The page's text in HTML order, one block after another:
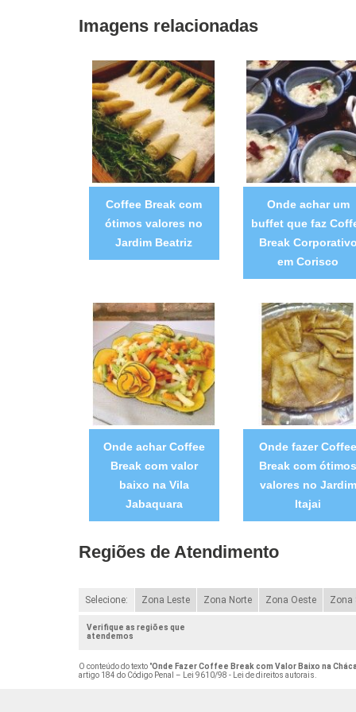
Imagens relacionadas
Coffee Break com
ótimos valores no
Jardim Beatriz
Onde achar um
buffet que faz
Break Corporativo
em Corisco
Onde achar Coffee
Break com valor
baixo na Vila
Jabaquara
Onde fazer Coffee
Break com ótimos
valores no Jardim
Itajai
Regiões de Atendimento
Selecione: Zona Leste Zona Norte Zona Oeste Zona
Verifique as regiões que
atendemos
O conteúdo do texto "Onde Fazer Coffee Break com Valor Baixo na
artigo 184 do Código Penal –
Lei 9610/98 - Lei de direitos autorais